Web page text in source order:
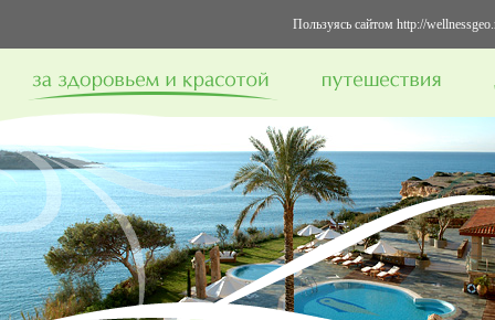
Пользуясь сайтом http://